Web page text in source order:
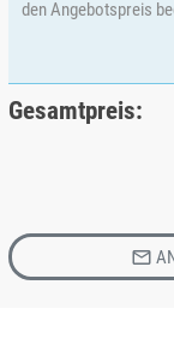
Gesamtpreis:
